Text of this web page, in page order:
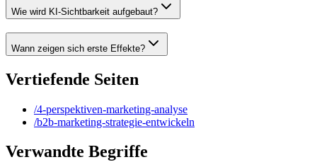
Wie wird KI-Sichtbarkeit aufgebaut?
Wann zeigen sich erste Effekte?
Vertiefende Seiten
/4-perspektiven-marketing-analyse
/b2b-marketing-strategie-entwickeln
Verwandte Begriffe